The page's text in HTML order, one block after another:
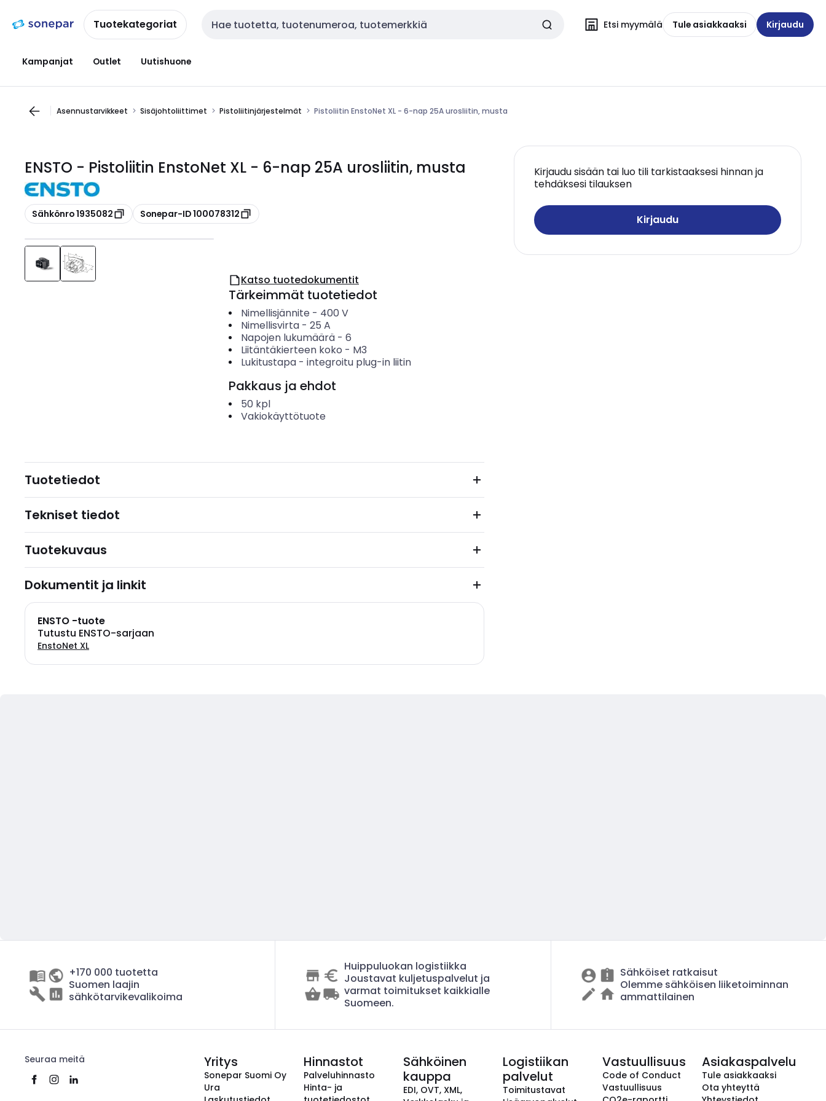
navigointiinsisältöönTuotekategoriat Haku Etsi myymälä Tule asiakkaaksi Kirjaudu
Kampanjat Outlet Uutishuone
Asennustarvikkeet Sisäjohtoliittimet Pistoliitinjärjestelmät Pistoliitin EnstoNet XL - 6-nap 25A urosliitin, musta
ENSTO - Pistoliitin EnstoNet XL - 6-nap 25A urosliitin, musta
Kopioi
Sähkönro 1935082 Kopioi
Sonepar-ID 100078312
Kirjaudu sisään tai luo tili tarkistaaksesi hinnan ja
tehdäksesi tilauksen
Kirjaudu
Katso tuotedokumentit
Tärkeimmät tuotetiedot
Nimellisjännite - 400 V
Nimellisvirta- 25 A
Napojen lukumäärä- 6
Liitäntäkierteen koko - M3
Lukitustapa- integroitu plug-in liitin
Pakkaus ja ehdot
50 kpl
Vakiokäyttötuote
Tuotetiedot
Tekniset tiedot
Tuotekuvaus
Dokumentit ja linkit
ENSTO -tuote
Tutustu ENSTO-sarjaan
EnstoNet XL
+170 000 tuotetta
Suomen laajin
sähkötarvikevalikoima
Huippuluokan logistiikka
Joustavat kuljetuspalvelut ja
varmat toimitukset kaikkialle
Suomeen.
Sähköiset ratkaisut
Olemme sähköisen liiketoiminnan
ammattilainen
Seuraa meitä Yritys
Sonepar Suomi Oy
Ura
Hinnastot
Palveluhinnasto
Hinta- ja
Sähköinen
kauppa
EDI, OVT, XML,
Logistiikan
palvelut
Toimitustavat
Vastuullisuus
Code of Conduct
Vastuullisuus
Asiakaspalvelu
Tule asiakkaaksi
Ota yhteyttä